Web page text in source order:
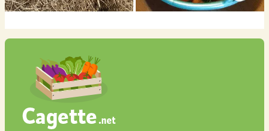
souhaiterons la découvrir avec nous.